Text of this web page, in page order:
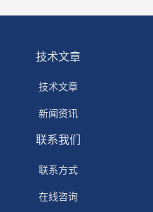
技术文章
技术文章
新闻资讯
联系我们
联系方式
在线咨询